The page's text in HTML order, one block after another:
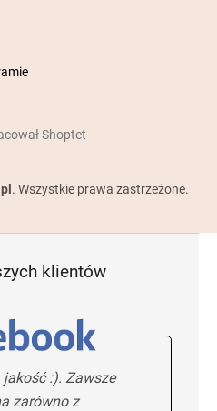
Shoptet
. Wszystkie prawa zastrzeżone.
klientów
:). Zawsze
zarówno z